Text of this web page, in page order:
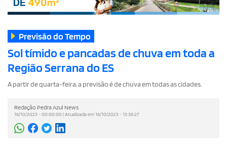
Previsão do Tempo
Sol tímido e pancadas de chuva em toda a
Região Serrana do ES
A partir de quarta-feira, a previsão é de chuva em todas as cidades.
Redação Pedra Azul News
16/10/2023 - 00:00:00 | Atualizada em 16/10/2023 - 13:36:27